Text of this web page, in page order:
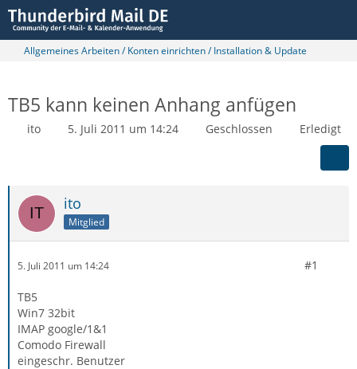
Allgemeines Arbeiten / Konten einrichten / Installation & Update
TB5 kann keinen Anhang anfügen
ito 5. Juli 2011 um 14:24 Geschlossen Erledigt
ito
Mitglied
5. Juli 2011 um 14:24 #1
TB5
Win7 32bit
IMAP google/1&1
Comodo Firewall
eingeschr. Benutzer